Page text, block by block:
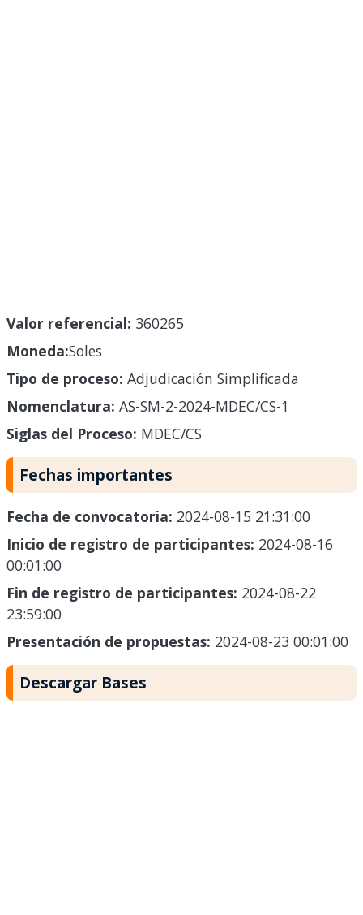
Valor referencial: 360265
Moneda:Soles
Tipo de proceso: Adjudicación Simplificada
Nomenclatura: AS-SM-2-2024-MDEC/CS-1
Siglas del Proceso: MDEC/CS
Fechas importantes
Fecha de convocatoria: 2024-08-15 21:31:00
Inicio de registro de participantes: 2024-08-16
00:01:00
Fin de registro de participantes: 2024-08-22
23:59:00
Presentación de propuestas: 2024-08-23 00:01:00
Descargar Bases